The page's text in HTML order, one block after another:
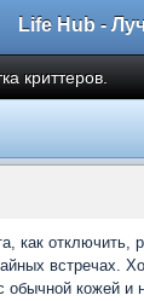
криттеров.
как отключить,
встречах.
обычной кожей и